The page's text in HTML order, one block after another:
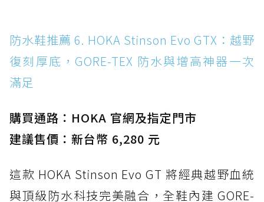
防水鞋推薦 6. HOKA Stinson Evo GTX：越野
復刻厚底，GORE-TEX 防水與增高神器一次
滿足
購買通路：HOKA 官網及指定門市
建議售價：新台幣 6,280 元
這款 HOKA Stinson Evo GT 將經典越野血統
與頂級防水科技完美融合，全鞋內建 GORE-